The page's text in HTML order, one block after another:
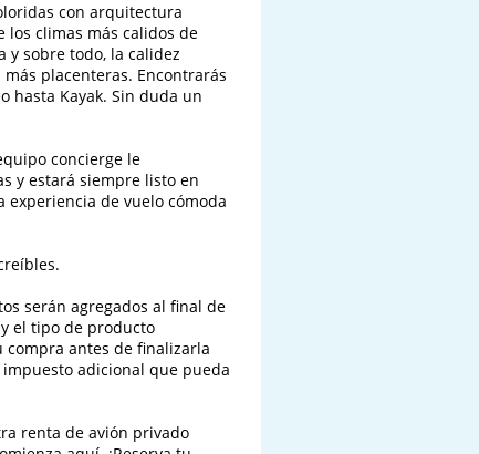
con arquitectura
los climas más calidos de
y sobre todo, la calidez
placenteras. Encontrarás
hasta Kayak. Sin duda un
concierge le
y estará siempre listo en
experiencia de vuelo cómoda
serán agregados al final de
el tipo de producto
compra antes de finalizarla
adicional que pueda
renta de avión privado